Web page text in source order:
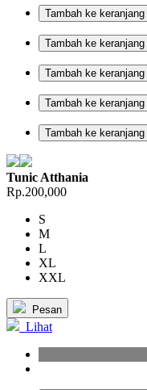
Tambah ke keranjang
Tambah ke keranjang
Tambah ke keranjang
Tambah ke keranjang
Tambah ke keranjang
Tunic Atthania
Rp.200,000
S
M
L
XL
XXL
Pesan
Lihat